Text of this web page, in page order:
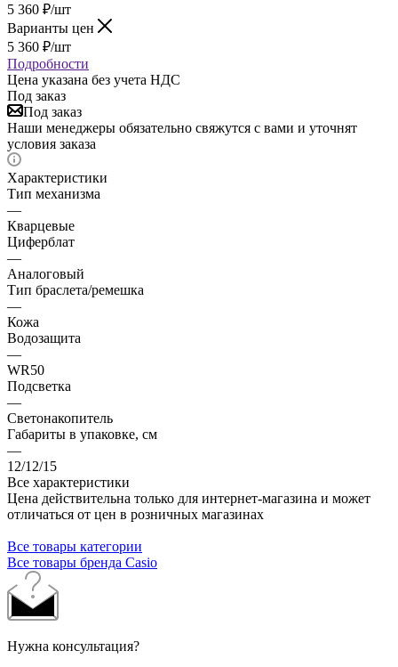
5 360 ₽/шт
Варианты цен
5 360 ₽/шт
Подробности
Цена указана без учета НДС
Под заказ
Под заказ
Наши менеджеры обязательно свяжутся с вами и уточнят
условия заказа
Характеристики
Тип механизма
—
Кварцевые
Циферблат
—
Аналоговый
Тип браслета/ремешка
—
Кожа
Водозащита
—
WR50
Подсветка
—
Светонакопитель
Габариты в упаковке, см
—
12/12/15
Все характеристики
Цена действительна только для интернет-магазина и может
отличаться от цен в розничных магазинах
Все товары категории
Все товары бренда Casio
Нужна консультация?